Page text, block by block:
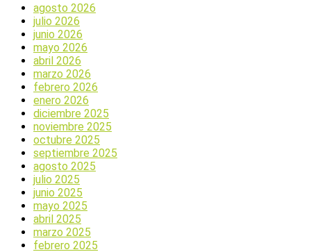
agosto 2026
julio 2026
junio 2026
mayo 2026
abril 2026
marzo 2026
febrero 2026
enero 2026
diciembre 2025
noviembre 2025
octubre 2025
septiembre 2025
agosto 2025
julio 2025
junio 2025
mayo 2025
abril 2025
marzo 2025
febrero 2025